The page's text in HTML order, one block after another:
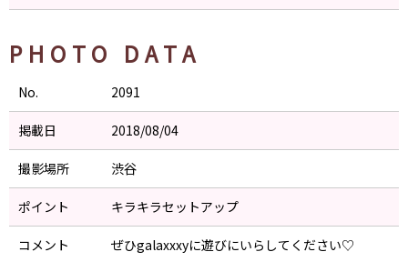
PHOTO DATA
No. 2091
掲載日 2018/08/04
撮影場所 渋谷
ポイント キラキラセットアップ
コメント ぜひgalaxxxyに遊びにいらしてください♡